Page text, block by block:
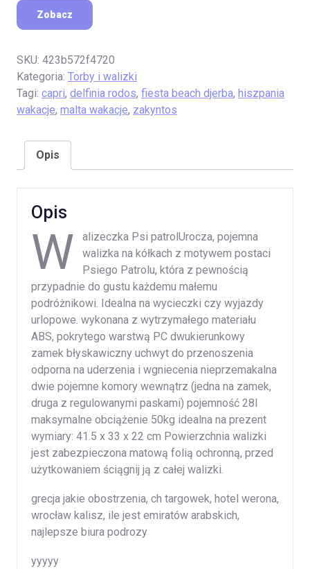
Zobacz
SKU: 423b572f4720
Kategoria: Torby i walizki
Tagi: capri, delfinia rodos, fiesta beach djerba, hiszpania
wakacje, malta wakacje, zakyntos
Opis
Opis
W
alizeczka Psi patrolUrocza, pojemna
walizka na kółkach z motywem postaci
Psiego Patrolu, która z pewnością
przypadnie do gustu każdemu małemu
podróżnikowi. Idealna na wycieczki czy wyjazdy
urlopowe. wykonana z wytrzymałego materiału
ABS, pokrytego warstwą PC dwukierunkowy
zamek błyskawiczny uchwyt do przenoszenia
odporna na uderzenia i wgniecenia nieprzemakalna
dwie pojemne komory wewnątrz (jedna na zamek,
druga z regulowanymi paskami) pojemność 28l
maksymalne obciążenie 50kg idealna na prezent
wymiary: 41.5 x 33 x 22 cm Powierzchnia walizki
jest zabezpieczona matową folią ochronną, przed
użytkowaniem ściągnij ją z całej walizki.
grecja jakie obostrzenia, ch targowek, hotel werona,
wrocław kalisz, ile jest emiratów arabskich,
najlepsze biura podrozy
yyyyy